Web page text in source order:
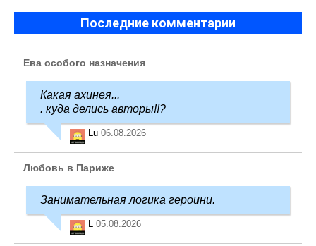
Последние комментарии
Ева особого назначения
Какая ахинея...
. куда делись авторы!!?
Lu 06.08.2026
Любовь в Париже
Занимательная логика героини.
L 05.08.2026